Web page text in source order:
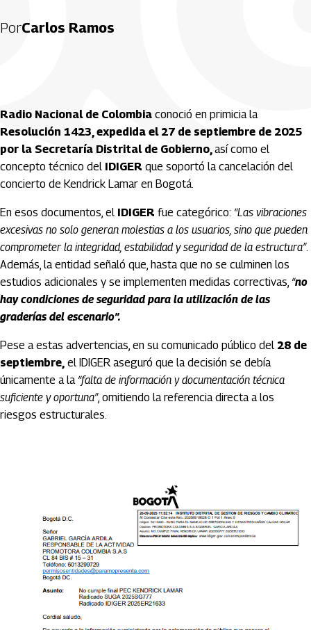
PorCarlos Ramos
Radio Nacional de Colombia conoció en primicia la
Resolución 1423, expedida el 27 de septiembre de 2025
por la Secretaría Distrital de Gobierno,así como el
concepto técnico del IDIGER que soportó la cancelación del
concierto de Kendrick Lamar en Bogotá.
En esos documentos, el IDIGER fue categórico: “Las vibraciones
excesivas no solo generan molestias a los usuarios, sino que pueden
comprometer la integridad, estabilidad y seguridad de la estructura”.
Además, la entidad señaló que, hasta que no se culminen los
estudios adicionales y se implementen medidas correctivas, “no
hay condiciones de seguridad para la utilización de las
graderías del escenario”.
Pese a estas advertencias, en su comunicado público del 28 de
septiembre, el IDIGER aseguró que la decisión se debía
únicamente a la“falta de información y documentación técnica
suficiente y oportuna”, omitiendo la referencia directa a los
riesgos estructurales.